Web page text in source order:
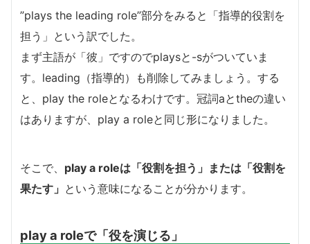
”plays the leading role”部分をみると「指導的役割を
担う」という訳でした。
まず主語が「彼」ですのでplaysと-sがついていま
す。leading（指導的）も削除してみましょう。する
と、play the roleとなるわけです。冠詞aとtheの違い
はありますが、play a roleと同じ形になりました。
そこで、 play a roleは「役割を担う」または「役割を
果たす」 という意味になることが分かります。
play a roleで「役を演じる」